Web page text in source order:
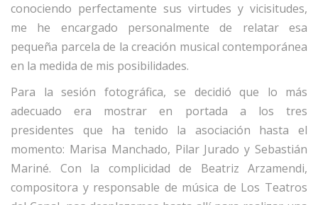
conociendo perfectamente sus virtudes y vicisitudes,
me he encargado personalmente de relatar esa
pequeña parcela de la creación musical contemporánea
en la medida de mis posibilidades.
Para la sesión fotográfica, se decidió que lo más
adecuado era mostrar en portada a los tres
presidentes que ha tenido la asociación hasta el
momento: Marisa Manchado, Pilar Jurado y Sebastián
Mariné. Con la complicidad de Beatriz Arzamendi,
compositora y responsable de música de Los Teatros